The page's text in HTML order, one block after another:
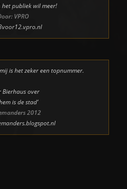
het publiek wil meer!
VPRO
is het zeker een topnummer.
Bierhaus over
is de stad’
2012